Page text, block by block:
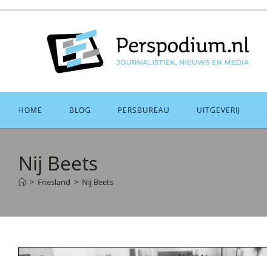
Ga
HOME BLOG PERSBUREAU UITGEVERIJ
Nij Beets
> Friesland > Nij Beets